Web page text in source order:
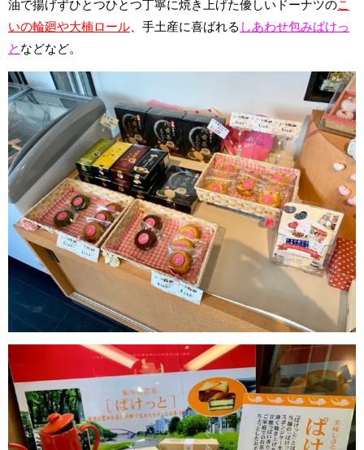
油で揚げずひとつひとつ丁寧に焼き上げた優しいドーナツの こ
いの輪廻や大楠ロール 、手土産に喜ばれる しあわせ包みぱけっ
と などなど。